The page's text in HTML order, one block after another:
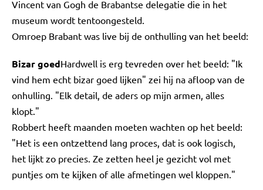
Vincent van Gogh de Brabantse delegatie die in het
museum wordt tentoongesteld.
Omroep Brabant was live bij de onthulling van het beeld:
Bizar goedHardwell is erg tevreden over het beeld: "Ik
vind hem echt bizar goed lijken" zei hij na afloop van de
onhulling. "Elk detail, de aders op mijn armen, alles
klopt."
Robbert heeft maanden moeten wachten op het beeld:
"Het is een ontzettend lang proces, dat is ook logisch,
het lijkt zo precies. Ze zetten heel je gezicht vol met
puntjes om te kijken of alle afmetingen wel kloppen."